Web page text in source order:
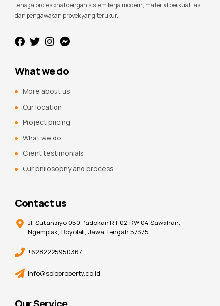
tenaga profesional dengan sistem kerja modern, material berkualitas,
dan pengawasan proyek yang terukur.
What we do
More about us
Our location
Project pricing
What we do
Client testimonials
Our philosophy and process
Contact us
Jl. Sutandiyo 050 Padokan RT 02 RW 04 Sawahan,
Ngemplak, Boyolali, Jawa Tengah 57375
+6282225950367
info@soloproperty.co.id
Our Service